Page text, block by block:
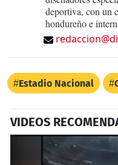
deportiva, con un
hondureño e
Estadio Nacional
VIDEOS